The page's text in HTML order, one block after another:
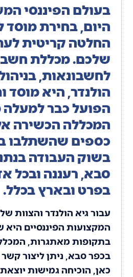
בעולם הפיננסי
היום, בחירת מוסד
החלטה קריטית
שלכם.מכללת חשב
לחשבונאות ,
הולנדר, היא מוסד
המכללה הכשירה
כספים שהשתלבו
בשוק העבודה ב
סבא, רעננה ובכל
בפרט ובארץ בכלל.
עבור גיא הולנדר והצוות
המקצועות הפיננסיים היא
בתקופות מאתגרות,
בכפר סבא, ניתן ליצור
כאן, הוכיחה גמישות